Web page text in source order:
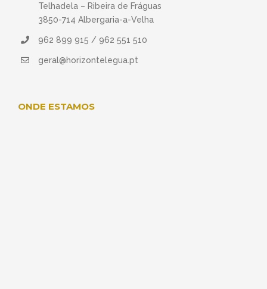
Telhadela – Ribeira de Fráguas
3850-714 Albergaria-a-Velha
962 899 915 / 962 551 510
geral@horizontelegua.pt
ONDE ESTAMOS